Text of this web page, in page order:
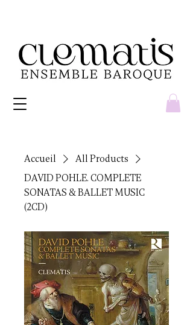
Accueil
All Products
DAVID POHLE. COMPLETE
SONATAS & BALLET MUSIC
(2CD)